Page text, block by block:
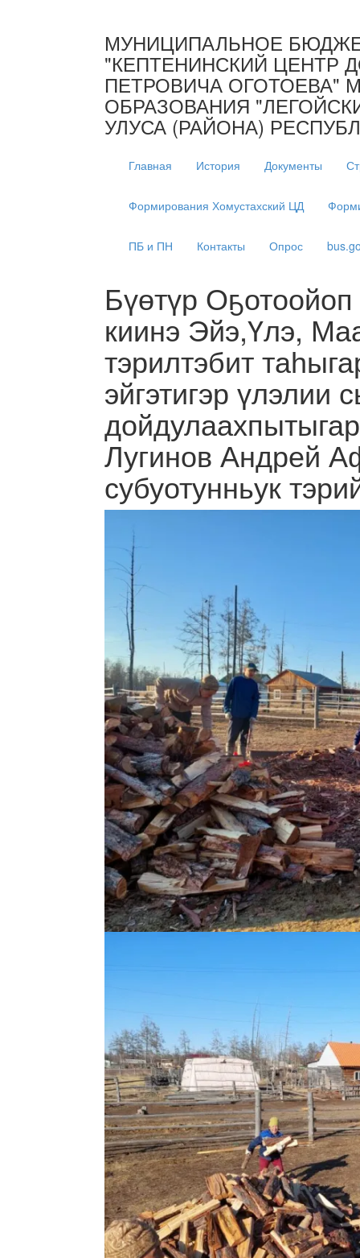
МУНИЦИПАЛЬНОЕ
"КЕПТЕНИНСКИЙ ЦЕНТР
ПЕТРОВИЧА ОГОТОЕВА"
ОБРАЗОВАНИЯ
УЛУСА (РАЙОНА)
Главная История Документы
Формирования Хомустахский ЦД
ПБ и ПН Контакты Опрос
Бүөтүр
киинэ Эйэ,Үлэ,
тэрилтэбит
эйгэтигэр
Лугинов Андрей
субуотунньук